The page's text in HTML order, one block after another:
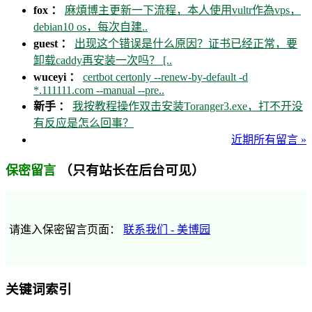
fox ： 麻煩博主更新一下流程，本人使用vultr作為vps，
debian10 os，每次自建..
guest ： 出现这个错误是什么原因？证书已经正常，要
卸载caddy再安装一次吗？ [..
wuceyi ： certbot certonly --renew-by-default -d
*.111111.com --manual --pre..
新手 ： 我按教程操作双击安装Toranger3.exe，打不开没
有反应是怎么回事？
近期所有留言 »
保密留言 （只有站长在后台可见）
请進入保密留言页面： 联系我们 - 美博园
关键词索引